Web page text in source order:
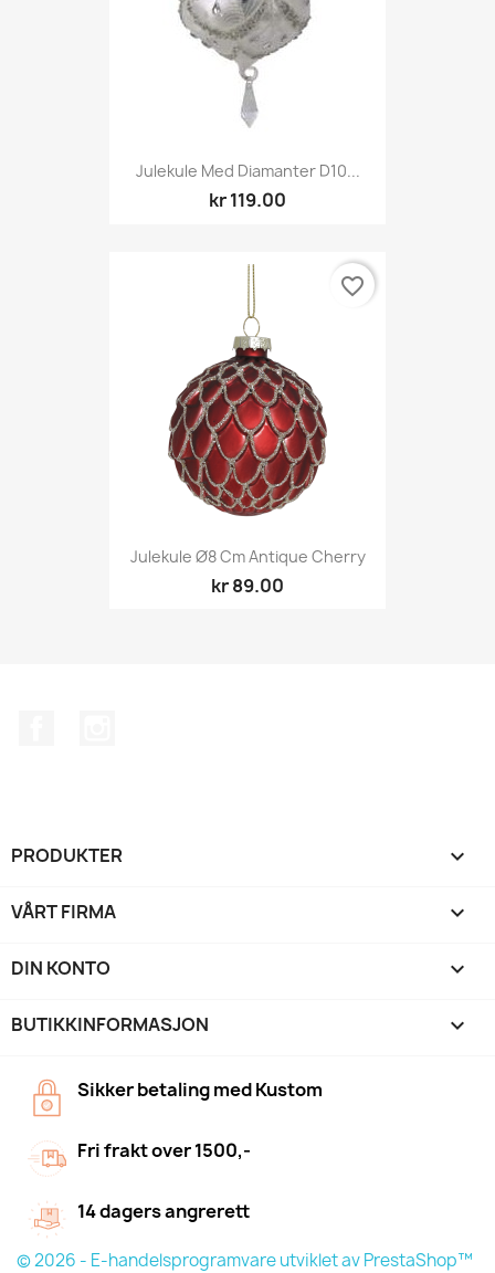
Julekule Med Diamanter D10...
kr 119.00
Julekule Ø8 Cm Antique Cherry
kr 89.00
favorite_border
PRODUKTER 
VÅRT FIRMA 
DIN KONTO 
BUTIKKINFORMASJON keyboard_arrow_down
Sikker betaling med Kustom
Fri frakt over 1500,-
14 dagers angrerett
© 2026 - E-handelsprogramvare utviklet av PrestaShop™